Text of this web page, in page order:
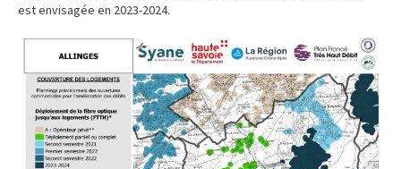
est envisagée en 2023-2024.